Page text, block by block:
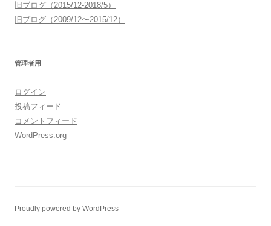
旧ブログ（2015/12-2018/5）
旧ブログ（2009/12〜2015/12）
管理者用
ログイン
投稿フィード
コメントフィード
WordPress.org
Proudly powered by WordPress